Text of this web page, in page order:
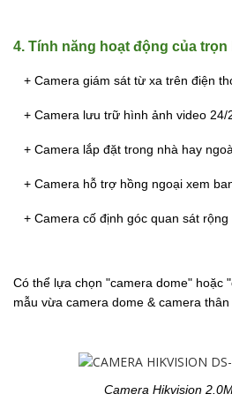
4. Tính năng hoạt động của
+ Camera giám sát từ xa trên điện
+ Camera lưu trữ hình ảnh video 24/
+ Camera lắp đặt trong nhà hay
+ Camera hỗ trợ hồng ngoại xem
+ Camera cố định góc quan sát rộng
Có thể lựa chọn "camera dome" hoặc
mẫu vừa camera dome & camera
Camera Hikvision